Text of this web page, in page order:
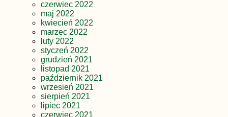
czerwiec 2022
maj 2022
kwiecień 2022
marzec 2022
luty 2022
styczeń 2022
grudzień 2021
listopad 2021
październik 2021
wrzesień 2021
sierpień 2021
lipiec 2021
czerwiec 2021